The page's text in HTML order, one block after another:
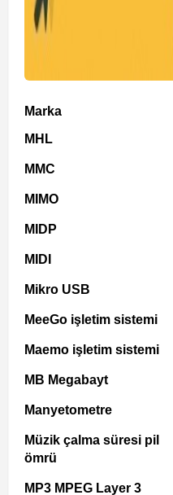
Marka
MHL
MMC
MIMO
MIDP
MIDI
Mikro USB
MeeGo işletim sistemi
Maemo işletim sistemi
MB Megabayt
Manyetometre
Müzik çalma süresi pil
ömrü
MP3 MPEG Layer 3